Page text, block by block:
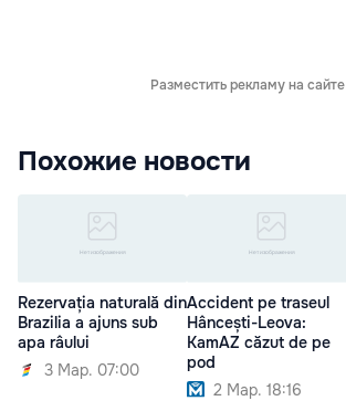
Разместить рекламу на сайте
Похожие новости
Rezervația naturală din
Brazilia a ajuns sub
apa râului
3 Мар. 07:00
Accident pe traseul
Hâncești-Leova:
KamAZ căzut de pe
pod
2 Мар. 18:16